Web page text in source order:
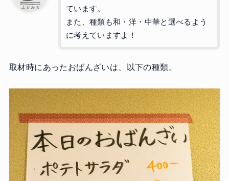
ています。
また、種類も和・洋・中華と選べるよう
に考えていますよ！
取材時にあったおばんざいは、以下の種類。